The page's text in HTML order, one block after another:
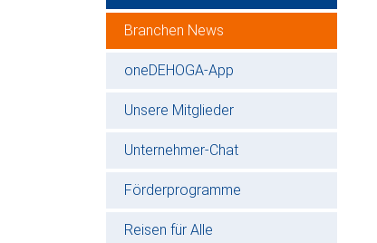
Branchen News
oneDEHOGA-App
Unsere Mitglieder
Unternehmer-Chat
Förderprogramme
Reisen für Alle